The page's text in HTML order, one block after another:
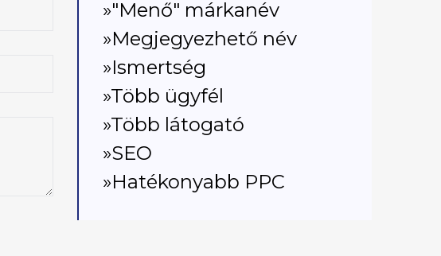
»"Menő" márkanév
»Megjegyezhető név
»Ismertség
»Több ügyfél
»Több látogató
»SEO
»Hatékonyabb PPC